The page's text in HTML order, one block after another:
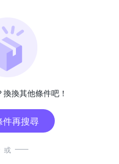
換其他條件吧！
件再搜尋
或